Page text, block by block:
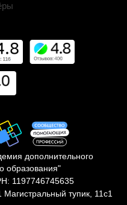
дополнительного
образования"
1197746745635
тупик, 11с1